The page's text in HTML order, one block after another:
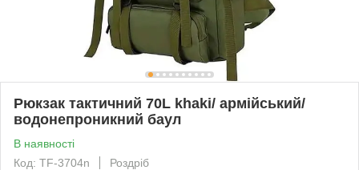
Рюкзак тактичний 70L khaki/ армійський/
водонепроникний баул
В наявності
Код: TF-3704n
Роздріб